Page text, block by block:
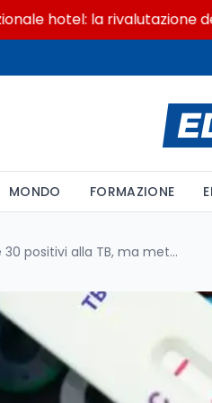
la rivalutazione dei
MONDO FORMAZIONE
Al liceo di Trieste 30 positivi alla TB, ma metà non si è testata